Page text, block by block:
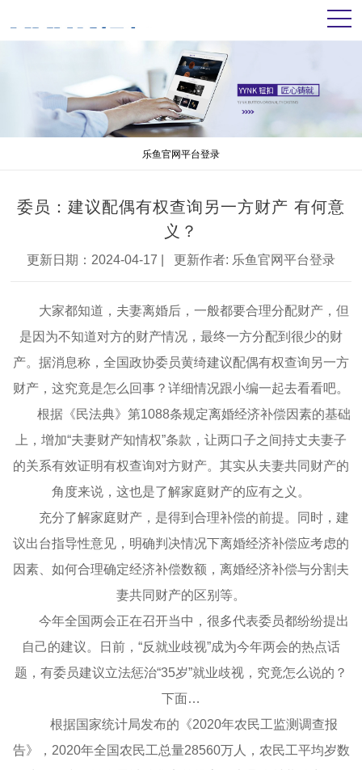
乐鱼官网平台登录
委员：建议配偶有权查询另一方财产 有何意
义？
更新日期：2024-04-17 | 更新作者: 乐鱼官网平台登录
大家都知道，夫妻离婚后，一般都要合理分配财产，但
是因为不知道对方的财产情况，最终一方分配到很少的财
产。据消息称，全国政协委员黄绮建议配偶有权查询另一方
财产，这究竟是怎么回事？详细情况跟小编一起去看看吧。
根据《民法典》第1088条规定离婚经济补偿因素的基础
上，增加“夫妻财产知情权”条款，让两口子之间持丈夫妻子
的关系有效证明有权查询对方财产。其实从夫妻共同财产的
角度来说，这也是了解家庭财产的应有之义。
充分了解家庭财产，是得到合理补偿的前提。同时，建
议出台指导性意见，明确判决情况下离婚经济补偿应考虑的
因素、如何合理确定经济补偿数额，离婚经济补偿与分割夫
妻共同财产的区别等。
今年全国两会正在召开当中，很多代表委员都纷纷提出
自己的建议。日前，“反就业歧视”成为今年两会的热点话
题，有委员建议立法惩治“35岁”就业歧视，究竟怎么说的？
下面…
根据国家统计局发布的《2020年农民工监测调查报
告》，2020年全国农民工总量28560万人，农民工平均岁数